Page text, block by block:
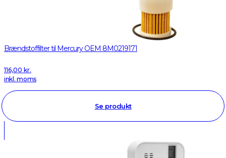
Brændstoffilter til Mercury OEM 8M0219171
116,00 kr.
inkl. moms
Se produkt